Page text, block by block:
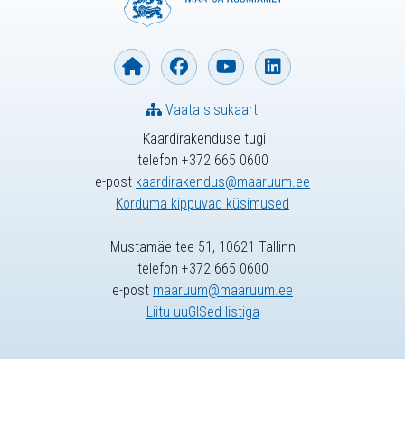
Kaardirakenduse tugi
telefon +372 665 0600
e-post kaardirakendus@maaruum.ee
Korduma kippuvad küsimused
Vaata sisukaarti
Mustamäe tee 51, 10621 Tallinn
telefon +372 665 0600
e-post maaruum@maaruum.ee
Liitu uuGISed listiga